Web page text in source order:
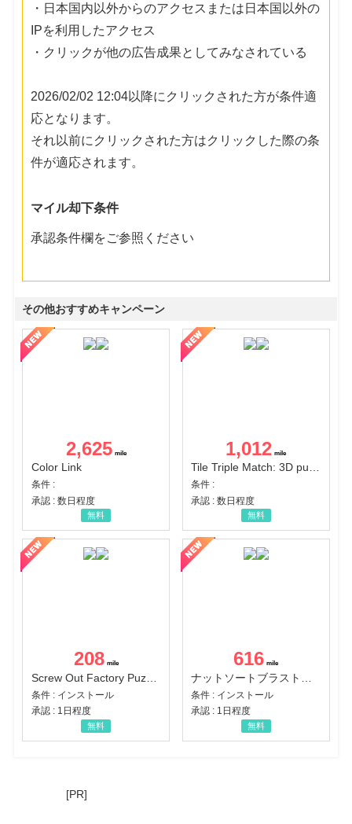
・日本国内以外からのアクセスまたは日本国以外の
IPを利用したアクセス
・クリックが他の広告成果としてみなされている
2026/02/02 12:04以降にクリックされた方が条件適
応となります。
それ以前にクリックされた方はクリックした際の条
件が適応されます。
マイル却下条件
承認条件欄をご参照ください
その他おすすめキャンペーン
2,625
Color Link
条件 :
承認 : 数日程度
無料
1,012
Tile Triple Match: 3D puzzle
条件 :
承認 : 数日程度
無料
208
Screw Out Factory Puzzle 3D（経験値バーのマイルストーンを5にする（ユーザーレベル5に到達する））（Android）
条件 : インストール
承認 : 1日程度
無料
616
条件 : インストール
承認 : 1日程度
無料
[PR]